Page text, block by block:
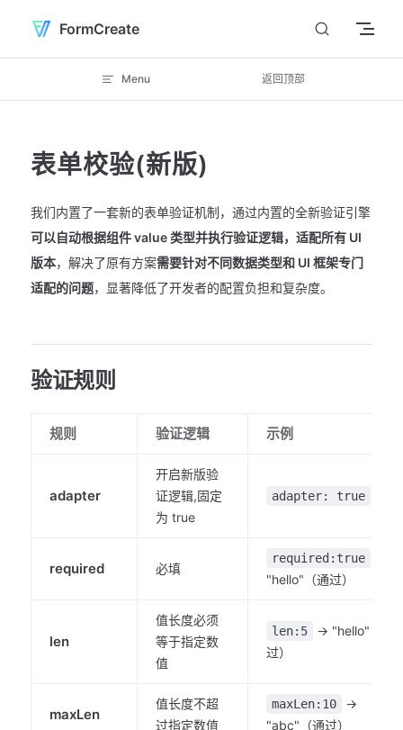
Skip to content
FormCreate
Menu 返回顶部
表单校验(新版)
我们内置了一套新的表单验证机制，通过内置的全新验证引擎
可以自动根据组件 value 类型并执行验证逻辑，适配所有 UI
版本，解决了原有方案需要针对不同数据类型和 UI 框架专门
适配的问题，显著降低了开发者的配置负担和复杂度。
验证规则
规则 验证逻辑 示例
adapter
开启新版验
证逻辑,固定
为 true
adapter: true
required 必填
required:true
"hello"（通过）
len
值长度必须
等于指定数
值
len:5
→ "hello"（通
过）
maxLen
值长度不超
过指定数值
maxLen:10
→
"abc"（通过）